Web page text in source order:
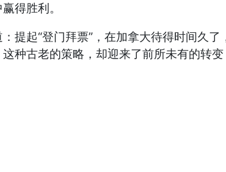
得胜利。
提起“登门拜票”，在加拿大待得时间久
种古老的策略，却迎来了前所未有的转